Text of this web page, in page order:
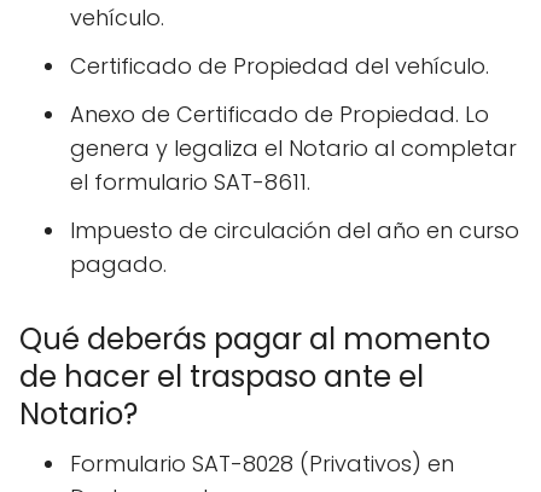
vehículo.
Certificado de Propiedad del vehículo.
Anexo de Certificado de Propiedad. Lo
genera y legaliza el Notario al completar
el formulario SAT-8611.
Impuesto de circulación del año en curso
pagado.
Qué deberás pagar al momento
de hacer el traspaso ante el
Notario?
Formulario SAT-8028 (Privativos) en